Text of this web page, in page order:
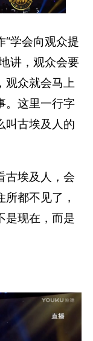
学会向观众提
讲，观众会要
观众就会马上
。这里一行字
叫古埃及人的
古埃及人，会
都不见了，
是现在，而是